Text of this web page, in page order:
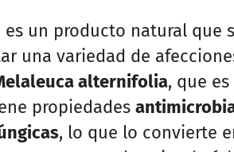
un producto natural que
una variedad de
alternifolia, que
propiedades
, lo que lo convierte